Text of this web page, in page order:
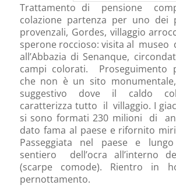
Trattamento di pensione
colazione partenza per uno dei
provenzali, Gordes, villaggio
sperone roccioso: visita al museo
all’Abbazia di Senanque,
campi colorati. Proseguimento
che non è un sito
suggestivo dove il caldo
caratterizza tutto il villaggio. I
si sono formati 230 milioni di
dato fama al paese e rifornito
Passeggiata nel paese e
sentiero dell’ocra all’interno
(scarpe comode). Rientro in
pernottamento.